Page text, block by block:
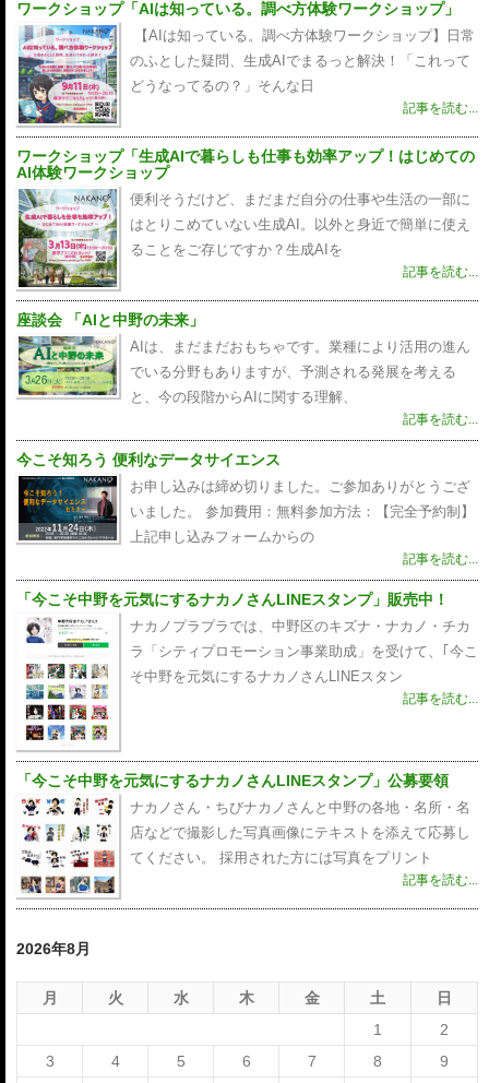
ワークショップ「AIは知っている。調べ方体験ワークショップ」
【AIは知っている。調べ方体験ワークショップ】日常
のふとした疑問、生成AIでまるっと解決！「これって
どうなってるの？」そんな日
記事を読む...
ワークショップ「生成AIで暮らしも仕事も効率アップ！はじめての
AI体験ワークショップ
便利そうだけど、まだまだ自分の仕事や生活の一部に
はとりこめていない生成AI。以外と身近で簡単に使え
ることをご存じですか？生成AIを
記事を読む...
座談会 「AIと中野の未来」
AIは、まだまだおもちゃです。業種により活用の進ん
でいる分野もありますが、予測される発展を考える
と、今の段階からAIに関する理解、
記事を読む...
今こそ知ろう 便利なデータサイエンス
お申し込みは締め切りました。ご参加ありがとうござ
いました。 参加費用：無料参加方法：【完全予約制】
上記申し込みフォームからの
記事を読む...
「今こそ中野を元気にするナカノさんLINEスタンプ」販売中！
ナカノプラプラでは、中野区のキズナ・ナカノ・チカ
ラ「シティプロモーション事業助成」を受けて、｢今こ
そ中野を元気にするナカノさんLINEスタン
記事を読む...
「今こそ中野を元気にするナカノさんLINEスタンプ」公募要領
ナカノさん・ちびナカノさんと中野の各地・名所・名
店などで撮影した写真画像にテキストを添えて応募し
てください。 採用された方には写真をプリント
記事を読む...
2026年8月
月 火 水 木 金 土
日
1
2
3
4 5 6 7 8
9